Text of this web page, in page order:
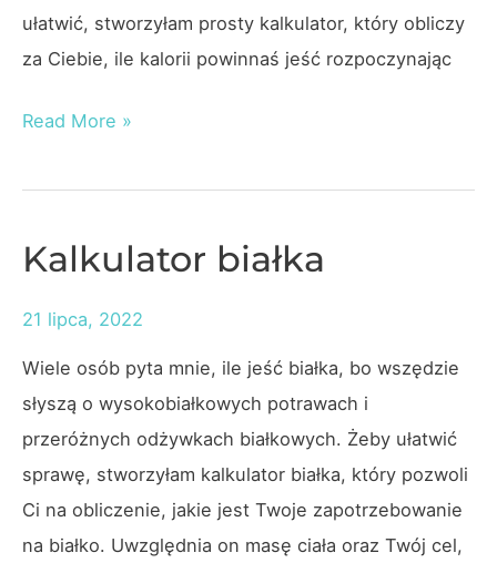
ułatwić, stworzyłam prosty kalkulator, który obliczy
za Ciebie, ile kalorii powinnaś jeść rozpoczynając
Kalkulator
Read More »
Kalkulator białka
21 lipca, 2022
Wiele osób pyta mnie, ile jeść białka, bo wszędzie
słyszą o wysokobiałkowych potrawach i
przeróżnych odżywkach białkowych. Żeby ułatwić
sprawę, stworzyłam kalkulator białka, który pozwoli
Ci na obliczenie, jakie jest Twoje zapotrzebowanie
na białko. Uwzględnia on masę ciała oraz Twój cel,